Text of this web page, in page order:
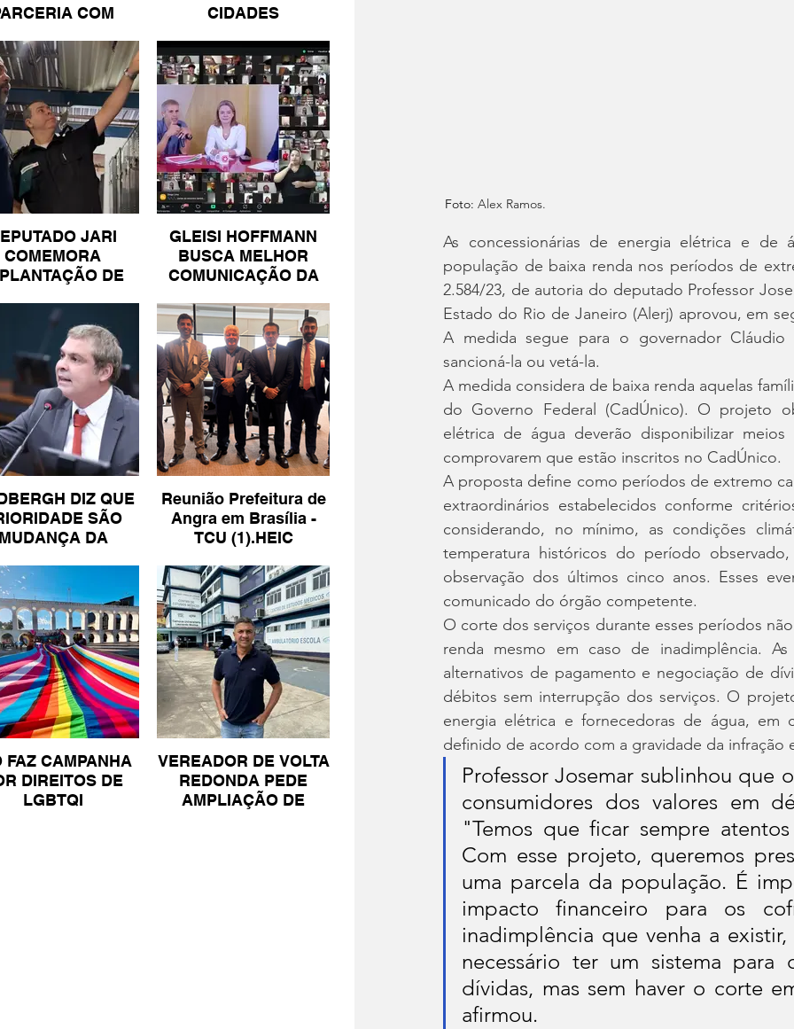
COM
CIDADES
JARI
COMEMORA
DE
GLEISI HOFFMANN
BUSCA MELHOR
COMUNICAÇÃO DA
DIZ QUE
SÃO
DA
DE IR
Reunião Prefeitura de
Angra em Brasília -
TCU (1).HEIC
FAZ CAMPANHA
DIREITOS DE
LGBTQI
VEREADOR DE VOLTA
REDONDA PEDE
AMPLIAÇÃO DE
Foto: Alex Ramos.
As concessionárias de energia elétrica e
população de baixa renda nos períodos de
2.584/23, de autoria do deputado Professor
Estado do Rio de Janeiro (Alerj) aprovou, em
A medida segue para o governador
sancioná-la ou vetá-la.
A medida considera de baixa renda aquelas
do Governo Federal (CadÚnico). O projeto
elétrica de água deverão disponibilizar
comprovarem que estão inscritos no CadÚnico.
A proposta define como períodos de extremo
extraordinários estabelecidos conforme
considerando, no mínimo, as condições
temperatura históricos do período
observação dos últimos cinco anos. Esses
comunicado do órgão competente.
O corte dos serviços durante esses períodos
renda mesmo em caso de inadimplência.
alternativos de pagamento e negociação de
débitos sem interrupção dos serviços. O
energia elétrica e fornecedoras de água, em
definido de acordo com a gravidade da infração
Professor Josemar sublinhou que
consumidores dos valores em
"Temos que ficar sempre
Com esse projeto, queremos
uma parcela da população. É
impacto financeiro para os
inadimplência que venha a
necessário ter um sistema para
dívidas, mas sem haver o corte
afirmou.